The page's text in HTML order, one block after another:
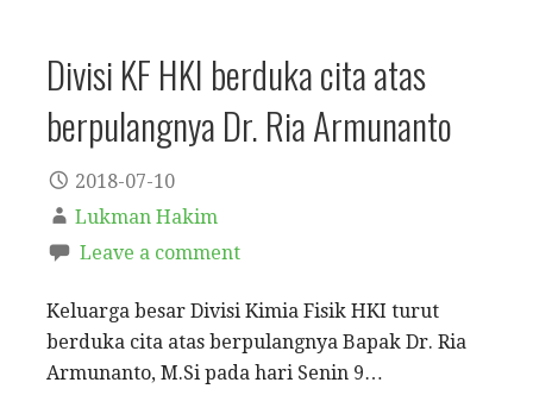
Divisi KF HKI berduka cita atas
berpulangnya Dr. Ria Armunanto
2018-07-10
Lukman Hakim
Leave a comment
Keluarga besar Divisi Kimia Fisik HKI turut
berduka cita atas berpulangnya Bapak Dr. Ria
Armunanto, M.Si pada hari Senin 9…